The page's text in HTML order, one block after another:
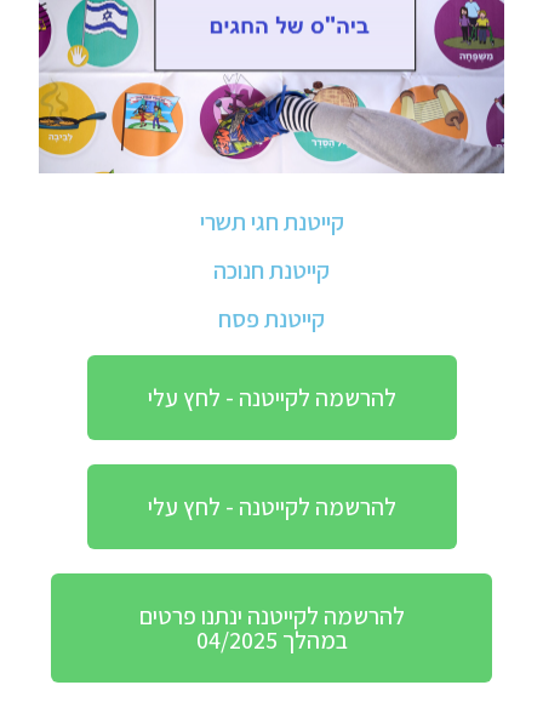
קייטנת חגי תשרי
קייטנת חנוכה
קייטנת פסח
להרשמה לקייטנה - לחץ עלי
להרשמה לקייטנה - לחץ עלי
להרשמה לקייטנה ינתנו פרטים
במהלך 04/2025